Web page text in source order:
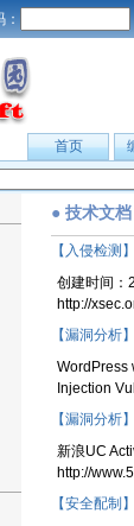
首页
● 技术文档
【入侵检测】
创建时间：
http://
【漏洞分析】
WordPress
Injection
【漏洞分析】
新浪UC
http://
【安全配制】